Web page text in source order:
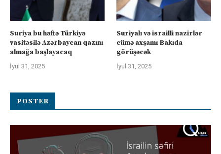
Suriya bu həftə Türkiyə
vasitəsilə Azərbaycan qazını
almağa başlayacaq
İyul 31, 2025
Suriyalı və israilli nazirlər
cümə axşamı Bakıda
görüşəcək
İyul 31, 2025
POSTER